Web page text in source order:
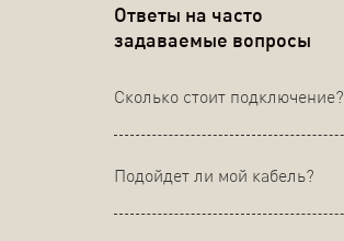
Ответы на часто
задаваемые вопросы
Сколько стоит подключение?
Подойдет ли мой кабель?